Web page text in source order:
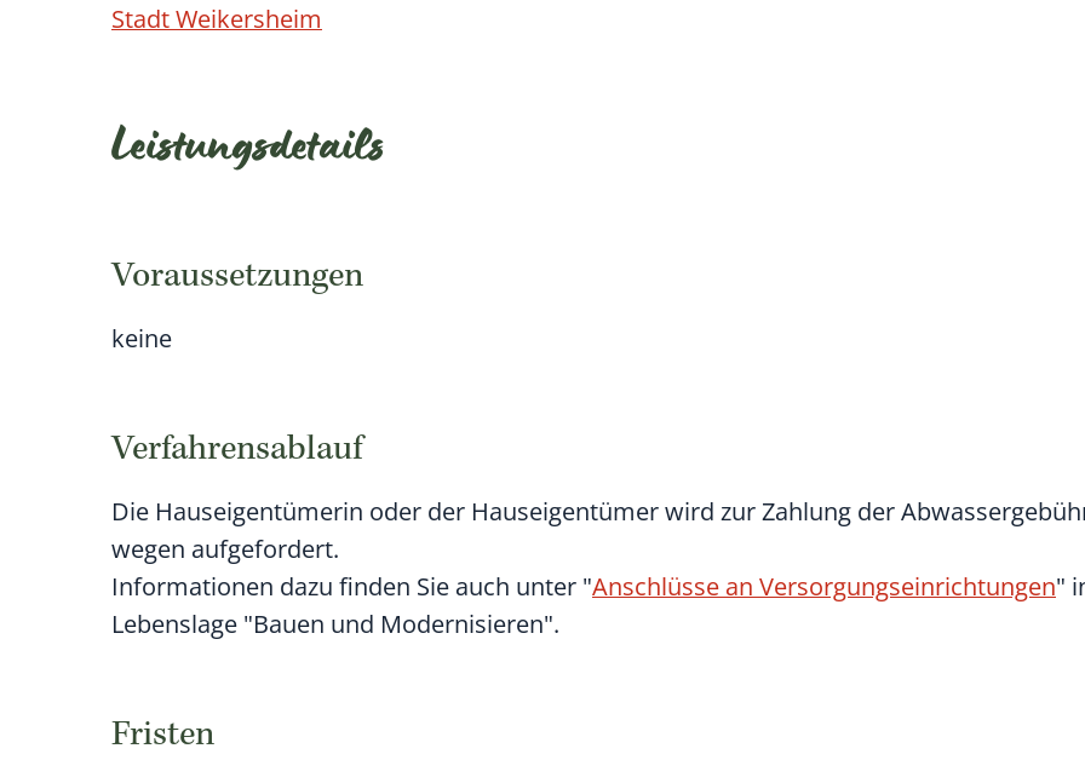
Stadt Weikersheim
Leistungsdetails
Voraussetzungen
keine
Verfahrensablauf
Die Hauseigentümerin oder der Hauseigentümer wird zur Zahlung der
wegen aufgefordert.
Informationen dazu finden Sie auch unter "Anschlüsse an Versorgungseinrichtungen"
Lebenslage "Bauen und Modernisieren".
Fristen